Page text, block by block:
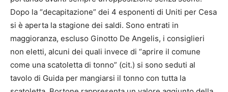
Dopo la “decapitazione” dei 4 esponenti di Uniti per Cesa
si è aperta la stagione dei saldi. Sono entrati in
maggioranza, escluso Ginotto De Angelis, i consiglieri
non eletti, alcuni dei quali invece di “aprire il comune
come una scatoletta di tonno” (cit.) si sono seduti al
tavolo di Guida per mangiarsi il tonno con tutta la